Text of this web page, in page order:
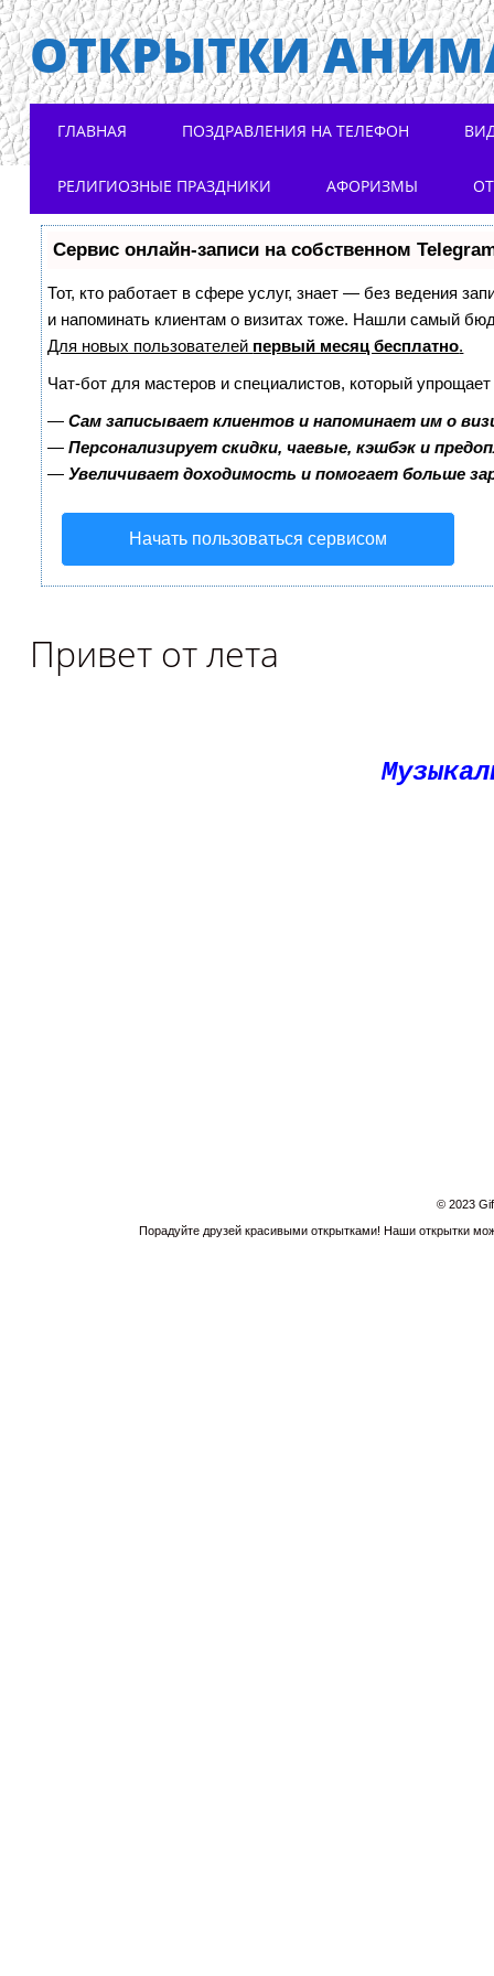
ОТКРЫТКИ
Main menu
ГЛАВНАЯ ПОЗДРАВЛЕНИЯ НА ТЕЛЕФОН
РЕЛИГИОЗНЫЕ ПРАЗДНИКИ АФОРИЗМЫ
Сервис онлайн-записи на собственном
Тот, кто работает в сфере услуг, знает — без ведения
и напоминать клиентам о визитах тоже. Нашли самый
Для новых пользователей первый месяц бесплатно.
Чат-бот для мастеров и специалистов, который
—Сам записывает клиентов и напоминает им о
—Персонализирует скидки, чаевые, кэшбэк и
—Увеличивает доходимость и помогает больше
Начать пользоваться сервисом
Привет от лета
© 2023
Порадуйте друзей красивыми открытками! Наши открытки